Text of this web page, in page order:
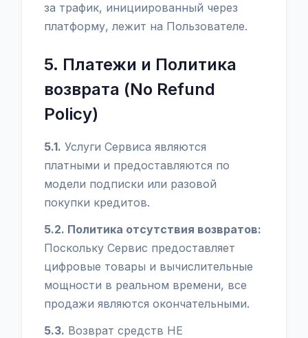
за трафик, инициированный через
платформу, лежит на Пользователе.
5. Платежи и Политика
возврата (No Refund
Policy)
5.1. Услуги Сервиса являются
платными и предоставляются по
модели подписки или разовой
покупки кредитов.
5.2. Политика отсутствия возвратов:
Поскольку Сервис предоставляет
цифровые товары и вычислительные
мощности в реальном времени, все
продажи являются окончательными.
5.3. Возврат средств НЕ